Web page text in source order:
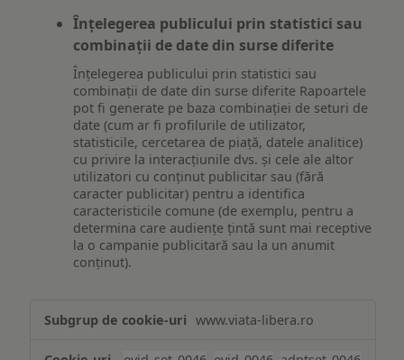
Înțelegerea publicului prin statistici sau
combinații de date din surse diferite
Înțelegerea publicului prin statistici sau
combinații de date din surse diferite Rapoartele
pot fi generate pe baza combinației de seturi de
date (cum ar fi profilurile de utilizator,
statisticile, cercetarea de piață, datele analitice)
cu privire la interacțiunile dvs. și cele ale altor
utilizatori cu conținut publicitar sau (fără
caracter publicitar) pentru a identifica
caracteristicile comune (de exemplu, pentru a
determina care audiențe țintă sunt mai receptive
la o campanie publicitară sau la un anumit
conținut).
www.viata-libera.ro